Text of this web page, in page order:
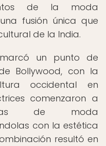
de la moda
fusión única que
de la India.
un punto de
Bollywood, con la
occidental en
comenzaron a
de moda
con la estética
resultó en